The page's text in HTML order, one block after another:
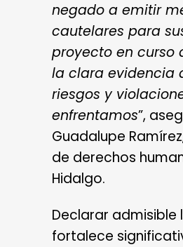
negado a emitir
cautelares para
proyecto en curso
la clara evidencia
riesgos y
enfrentamos”,
Guadalupe
de derechos
Hidalgo.
Declarar admisible
fortalece